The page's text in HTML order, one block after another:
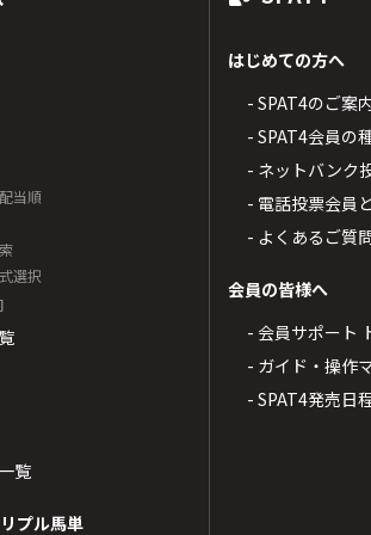
当順
選択
覧
プル馬単
はじめての方へ
- SPAT4のご案
- SPAT4会員の
- ネットバンク
- 電話投票会員
- よくあるご質
会員の皆様へ
- 会員サポート
- ガイド・操作
- SPAT4発売日